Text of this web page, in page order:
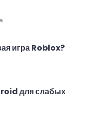
игра Roblox?
для слабых